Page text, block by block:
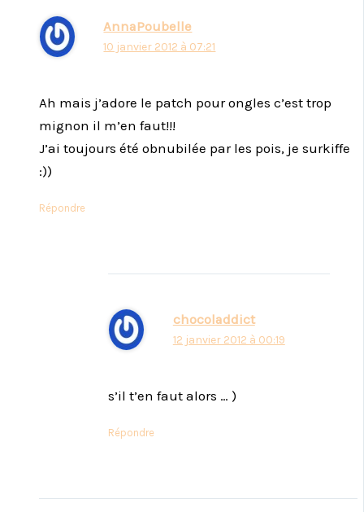
AnnaPoubelle
10 janvier 2012 à 07:21
Ah mais j’adore le patch pour ongles c’est trop
mignon il m’en faut!!!
J’ai toujours été obnubilée par les pois, je surkiffe
:))
Répondre
chocoladdict
12 janvier 2012 à 00:19
s’il t’en faut alors … )
Répondre